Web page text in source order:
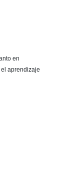
en
aprendizaje